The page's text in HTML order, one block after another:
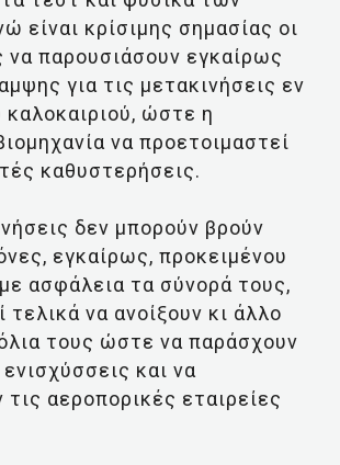
είναι κρίσιμης σημασίας οι
να παρουσιάσουν εγκαίρως
για τις μετακινήσεις εν
καλοκαιριού, ώστε η
να προετοιμαστεί
καθυστερήσεις.
δεν μπορούν βρούν
εγκαίρως, προκειμένου
ασφάλεια τα σύνορά τους,
τελικά να ανοίξουν κι άλλο
τους ώστε να παράσχουν
και να
τις αεροπορικές εταιρείες